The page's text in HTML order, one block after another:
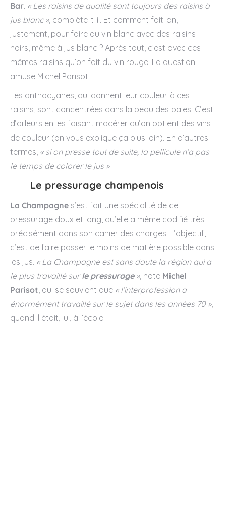
Bar. « Les raisins de qualité sont toujours des raisins à
jus blanc », complète-t-il. Et comment fait-on,
justement, pour faire du vin blanc avec des raisins
noirs, même à jus blanc ? Après tout, c’est avec ces
mêmes raisins qu’on fait du vin rouge. La question
amuse Michel Parisot.
Les anthocyanes, qui donnent leur couleur à ces
raisins, sont concentrées dans la peau des baies. C’est
d’ailleurs en les faisant macérer qu’on obtient des vins
de couleur (on vous explique ça plus loin). En d’autres
termes, « si on presse tout de suite, la pellicule n’a pas
le temps de colorer le jus ».
Le pressurage champenois
La Champagne s’est fait une spécialité de ce
pressurage doux et long, qu’elle a même codifié très
précisément dans son cahier des charges. L’objectif,
c’est de faire passer le moins de matière possible dans
les jus. « La Champagne est sans doute la région qui a
le plus travaillé surle pressurage », note Michel
Parisot, qui se souvient que « l’interprofession a
énormément travaillé sur le sujet dans les années 70 »,
quand il était, lui, à l’école.